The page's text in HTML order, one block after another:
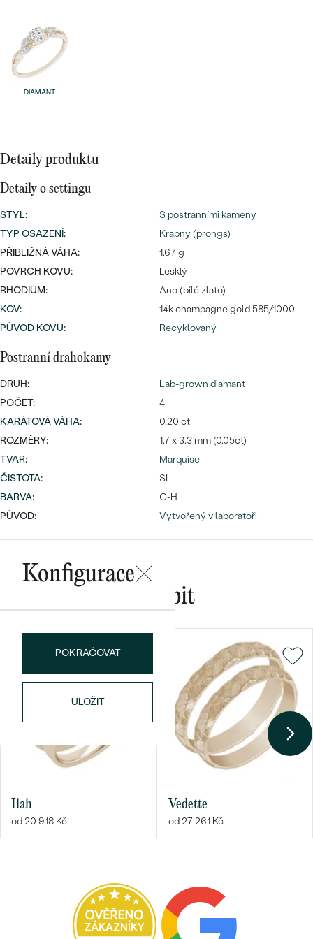
Wave kolekce
PODLE TVARU KAMENE
NA MÍRU
DIAMANTY
Bestsellery
Personalizované
přívěsky
OBJEVIT
Nejprodávanější
prsteny
DIAMANT
Detaily produktu
Detaily o settingu
STYL:
S postranními kameny
TYP OSAZENÍ:
Krapny (prongs)
PŘIBLIŽNÁ VÁHA:
1.67 g
POVRCH KOVU:
Lesklý
RHODIUM:
Ano (bílé zlato)
KOV:
14k champagne gold 585/1000
PŮVOD KOVU: Recyklovaný
Postranní drahokamy
DRUH:
Lab-grown diamant
POČET:
4
KARÁTOVÁ VÁHA:
0.20 ct
ROZMĚRY:
1.7 x 3.3 mm (0.05ct)
TVAR:
Marquise
ČISTOTA:
SI
BARVA:
G-H
PŮVOD:
Vytvořený v laboratoři
Konfigurace
POKRAČOVAT
ULOŽIT
Mohlo by se vám líbit
Ilah
od 20 918 Kč
Vedette
od 27 261 Kč